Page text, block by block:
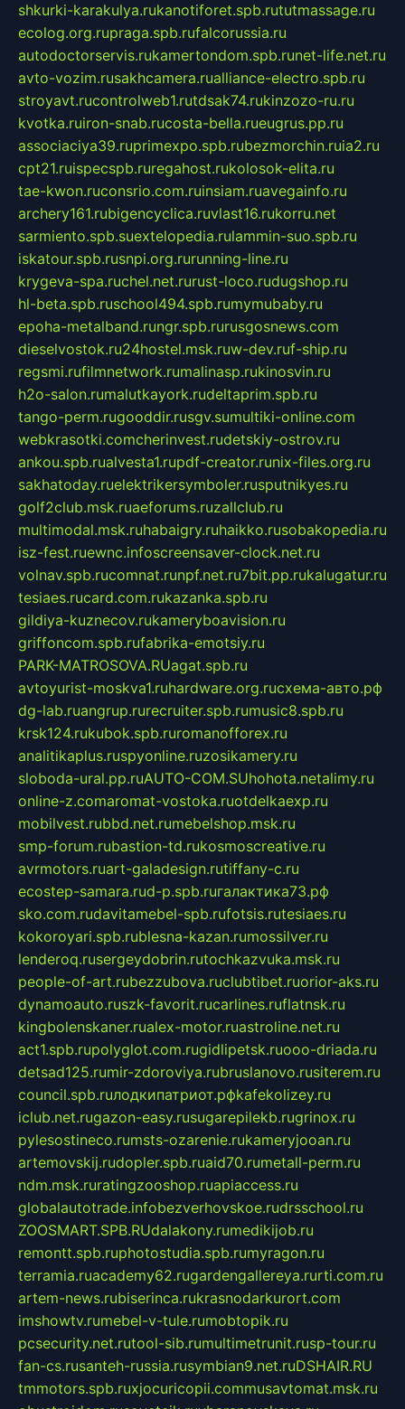
shkurki-karakulya.rukanotiforet.spb.rututmassage.ru
ecolog.org.rupraga.spb.rufalcorussia.ru
autodoctorservis.rukamertondom.spb.runet-life.net.ru
avto-vozim.rusakhcamera.rualliance-electro.spb.ru
stroyavt.rucontrolweb1.rutdsak74.rukinzozo-ru.ru
kvotka.ruiron-snab.rucosta-bella.rueugrus.pp.ru
associaciya39.ruprimexpo.spb.rubezmorchin.ruia2.ru
cpt21.ruispecspb.ruregahost.rukolosok-elita.ru
tae-kwon.ruconsrio.com.ruinsiam.ruavegainfo.ru
archery161.rubigencyclica.ruvlast16.rukorru.net
sarmiento.spb.suextelopedia.rulammin-suo.spb.ru
iskatour.spb.rusnpi.org.rurunning-line.ru
krygeva-spa.ruchel.net.rurust-loco.rudugshop.ru
hl-beta.spb.ruschool494.spb.rumymubaby.ru
epoha-metalband.rungr.spb.rurusgosnews.com
dieselvostok.ru24hostel.msk.ruw-dev.ruf-ship.ru
regsmi.rufilmnetwork.rumalinasp.rukinosvin.ru
h2o-salon.rumalutkayork.rudeltaprim.spb.ru
tango-perm.rugooddir.rusgv.sumultiki-online.com
webkrasotki.comcherinvest.rudetskiy-ostrov.ru
ankou.spb.rualvesta1.rupdf-creator.runix-files.org.ru
sakhatoday.ruelektrikersymboler.rusputnikyes.ru
golf2club.msk.ruaeforums.ruzallclub.ru
multimodal.msk.ruhabaigry.ruhaikko.rusobakopedia.ru
isz-fest.ruewnc.infoscreensaver-clock.net.ru
volnav.spb.rucomnat.runpf.net.ru7bit.pp.rukalugatur.ru
tesiaes.rucard.com.rukazanka.spb.ru
gildiya-kuznecov.rukameryboavision.ru
griffoncom.spb.rufabrika-emotsiy.ru
PARK-MATROSOVA.RUagat.spb.ru
avtoyurist-moskva1.ruhardware.org.ruсхема-авто.рф
dg-lab.ruangrup.rurecruiter.spb.rumusic8.spb.ru
krsk124.rukubok.spb.ruromanofforex.ru
analitikaplus.ruspyonline.ruzosikamery.ru
sloboda-ural.pp.ruAUTO-COM.SUhohota.netalimy.ru
online-z.comaromat-vostoka.ruotdelkaexp.ru
mobilvest.rubbd.net.rumebelshop.msk.ru
smp-forum.rubastion-td.rukosmoscreative.ru
avrmotors.ruart-galadesign.rutiffany-c.ru
ecostep-samara.rud-p.spb.ruгалактика73.рф
sko.com.rudavitamebel-spb.rufotsis.rutesiaes.ru
kokoroyari.spb.rublesna-kazan.rumossilver.ru
lenderoq.rusergeydobrin.rutochkazvuka.msk.ru
people-of-art.rubezzubova.ruclubtibet.ruorior-aks.ru
dynamoauto.ruszk-favorit.rucarlines.ruflatnsk.ru
kingbolenskaner.rualex-motor.ruastroline.net.ru
act1.spb.rupolyglot.com.rugidlipetsk.ruooo-driada.ru
detsad125.rumir-zdoroviya.rubruslanovo.rusiterem.ru
council.spb.ruлодкипатриот.рфkafekolizey.ru
iclub.net.rugazon-easy.rusugarepilekb.rugrinox.ru
pylesostineco.rumsts-ozarenie.rukameryjooan.ru
artemovskij.rudopler.spb.ruaid70.rumetall-perm.ru
ndm.msk.ruratingzooshop.ruapiaccess.ru
globalautotrade.infobezverhovskoe.rudrsschool.ru
ZOOSMART.SPB.RUdalakony.rumedikijob.ru
remontt.spb.ruphotostudia.spb.rumyragon.ru
terramia.ruacademy62.rugardengallereya.rurti.com.ru
artem-news.rubiserinca.rukrasnodarkurort.com
imshowtv.rumebel-v-tule.rumobtopik.ru
pcsecurity.net.rutool-sib.rumultimetrunit.rusp-tour.ru
fan-cs.rusanteh-russia.rusymbian9.net.ruDSHAIR.RU
tmmotors.spb.ruxjocuricopii.commusavtomat.msk.ru